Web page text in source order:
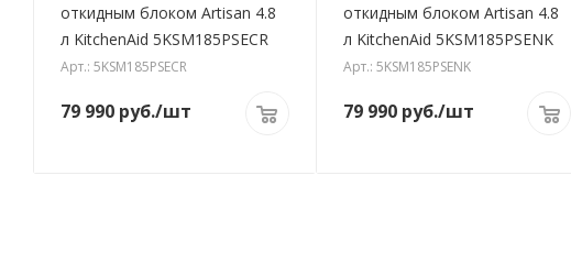
откидным блоком Artisan 4.8
л KitchenAid 5KSM185PSECR
Арт.: 5KSM185PSECR
79 990 руб./шт
откидным блоком Artisan 4.8
л KitchenAid 5KSM185PSENK
Арт.: 5KSM185PSENK
79 990руб./шт